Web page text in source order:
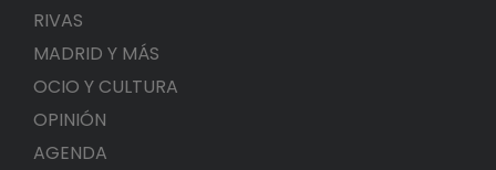
RIVAS
MADRID Y MÁS
OCIO Y CULTURA
OPINIÓN
AGENDA